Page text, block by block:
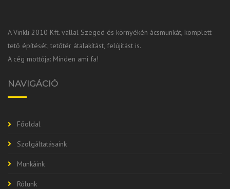
A Vinkli 2010 Kft. vállal Szeged és környékén ácsmunkát, komplett
tető építését, tetőtér átalakítást, felújítást is.
A cég mottója: Minden ami fa!
NAVIGÁCIÓ
Főoldal
Szolgáltatásaink
Munkáink
Rólunk